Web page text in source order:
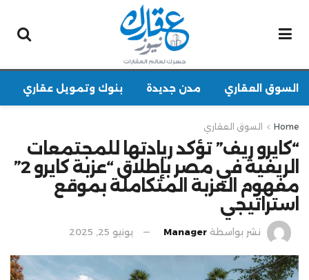
السوق العقاري مدن جديدة بنوك وتمويل عقاري
Home السوق العقاري
“كايرو ريف” تؤكد ريادتها للمجتمعات
الريفية في مصر بإطلاق “عزبة كايرو 2”
مفهوم العزبة المتكاملة بموقع
استراتيجي
نشر بواسطة Manager يونيو 25, 2025